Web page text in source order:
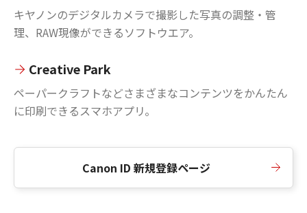
キヤノンのデジタルカメラで撮影した写真の調整・管
理、RAW現像ができるソフトウエア。
Creative Park
ペーパークラフトなどさまざまなコンテンツをかんたん
に印刷できるスマホアプリ。
Canon ID 新規登録ページ